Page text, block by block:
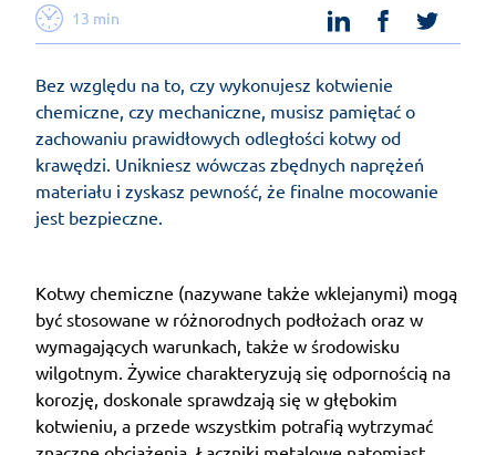
13 min
linkedinfacebook
Bez względu na to, czy wykonujesz kotwienie
chemiczne, czy mechaniczne, musisz pamiętać o
zachowaniu prawidłowych odległości kotwy od
krawędzi. Unikniesz wówczas zbędnych naprężeń
materiału i zyskasz pewność, że finalne mocowanie
jest bezpieczne.
Kotwy chemiczne (nazywane także wklejanymi) mogą
być stosowane w różnorodnych podłożach oraz w
wymagających warunkach, także w środowisku
wilgotnym. Żywice charakteryzują się odpornością na
korozję, doskonale sprawdzają się w głębokim
kotwieniu, a przede wszystkim potrafią wytrzymać